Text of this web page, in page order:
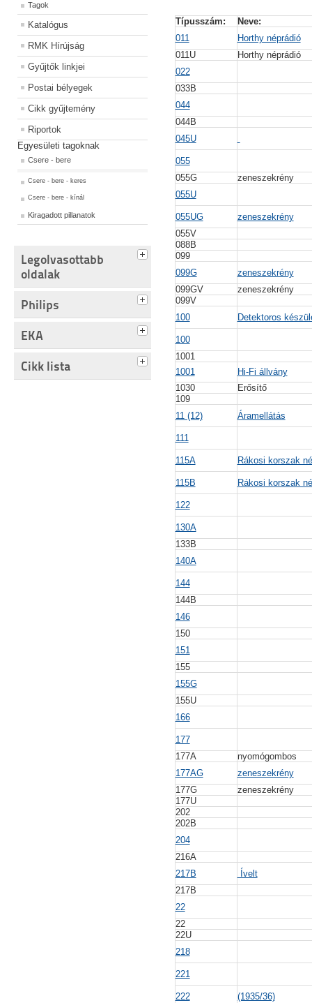
Tagok
Katalógus
RMK Hírújság
Gyűjtők linkjei
Postai bélyegek
Cikk gyűjtemény
Riportok
Egyesületi tagoknak
Csere - bere
Csere - bere - keres
Csere - bere - kínál
Kiragadott pillanatok
Legolvasottabb
oldalak
Philips
EKA
Cikk lista
Típusszám:
Neve:
011
Horthy néprádió
011U
Horthy néprádió
022
033B
044
044B
045U
055
055G
zeneszekrény
055U
055UG
zeneszekrény
055V
088B
099
099G
zeneszekrény
099GV
zeneszekrény
099V
100
Detektoros
100
1001
1001
Hi-Fi állvány
1030
Erősítő
109
11 (12)
Áramellátás
111
115A Rákosi korszak
115B Rákosi korszak
122
130A
133B
140A
144
144B
146
150
151
155
155G
155U
166
177
177A
nyomógombos
177AG
zeneszekrény
177G
zeneszekrény
177U
202
202B
204
216A
217B
Ívelt
217B
22
22
22U
218
221
222 (1935/36)